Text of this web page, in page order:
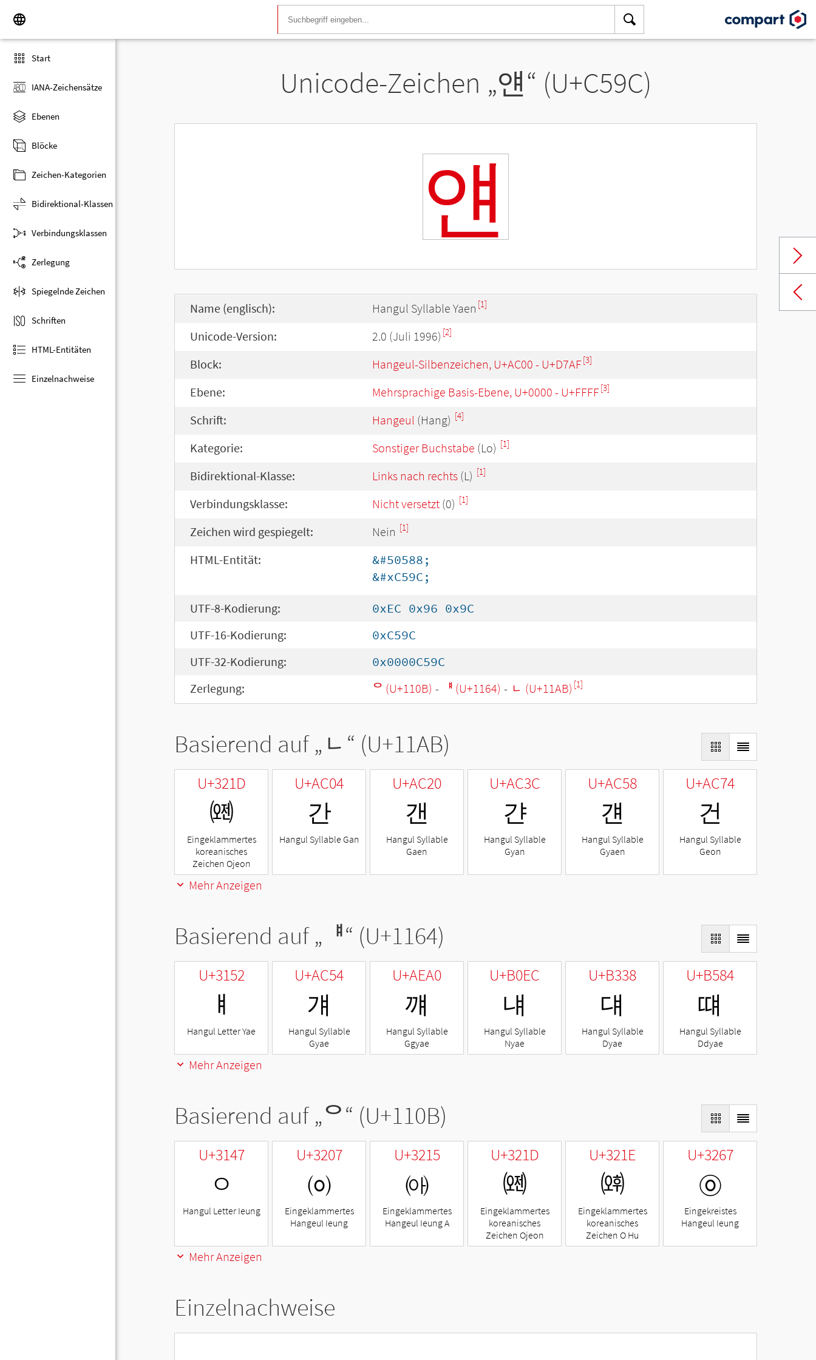
Start
IANA-Zeichensätze
Ebenen
Blöcke
Zeichen-Kategorien
Bidirektional-Klassen
Verbindungsklassen
Zerlegung
Spiegelnde Zeichen
Schriften
HTML-Entitäten
Einzelnachweise
Unicode-Zeichen „얜“ (U+C59C)
얜
Name (englisch): Hangul Syllable Yaen [1]
Unicode-Version: 2.0 (Juli 1996) [2]
Block: Hangeul-Silbenzeichen, U+AC00 - U+D7AF[3]
Ebene: Mehrsprachige Basis-Ebene, U+0000 - U+FFFF[3]
Schrift: Hangeul (Hang) [4]
Kategorie: Sonstiger Buchstabe (Lo) [1]
Bidirektional-Klasse: Links nach rechts (L) [1]
Verbindungsklasse: Nicht versetzt (0) [1]
Zeichen wird gespiegelt: Nein [1]
HTML-Entität:
&#50588;
&#xC59C;
UTF-8-Kodierung:
0xEC 0x96 0x9C
UTF-16-Kodierung:
0xC59C
UTF-32-Kodierung:
0x0000C59C
Zerlegung:
ᄋ (U+110B) - ᅤ (U+1164) - ᆫ (U+11AB) [1]
Basierend auf „ ᆫ “ (U+11AB)
U+321D
㈝
Eingeklammertes
koreanisches
Zeichen Ojeon
U+AC04
간
Hangul Syllable Gan
U+AC20
갠
Hangul Syllable
Gaen
U+AC3C
갼
Hangul Syllable
Gyan
U+AC58
걘
Hangul Syllable
Gyaen
U+AC74
건
Hangul Syllable
Geon
Mehr Anzeigen
Basierend auf „ ᅤ“ (U+1164)
U+3152
ㅒ
Hangul Letter Yae
U+AC54
걔
Hangul Syllable
Gyae
U+AEA0
꺠
Hangul Syllable
Ggyae
U+B0EC
냬
Hangul Syllable
Nyae
U+B338
댸
Hangul Syllable
Dyae
U+B584
떄
Hangul Syllable
Ddyae
Mehr Anzeigen
Basierend auf „ᄋ“ (U+110B)
U+3147
ㅇ
Hangul Letter Ieung
U+3207
㈇
Eingeklammertes
Hangeul Ieung
U+3215
㈕
Eingeklammertes
Hangeul Ieung A
U+321D
㈝
Eingeklammertes
koreanisches
Zeichen Ojeon
U+321E
㈞
Eingeklammertes
koreanisches
Zeichen O Hu
U+3267
㉧
Eingekreistes
Hangeul Ieung
Mehr Anzeigen
Einzelnachweise